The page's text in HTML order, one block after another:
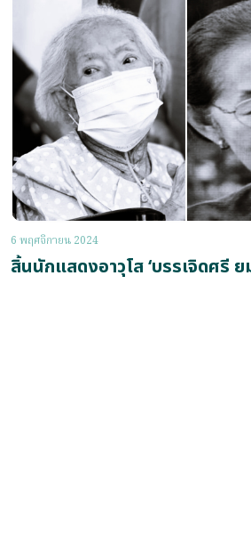
6 พฤศจิกายน 2024
สิ้นนักแสดงอาวุโส ‘บรรเจิดศรี ย